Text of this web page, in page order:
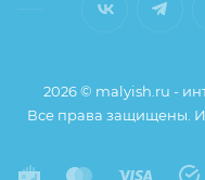
2026 © malyish.ru -
Все права защищены.